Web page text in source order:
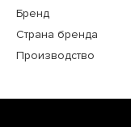
Бренд
Страна бренда
Производство